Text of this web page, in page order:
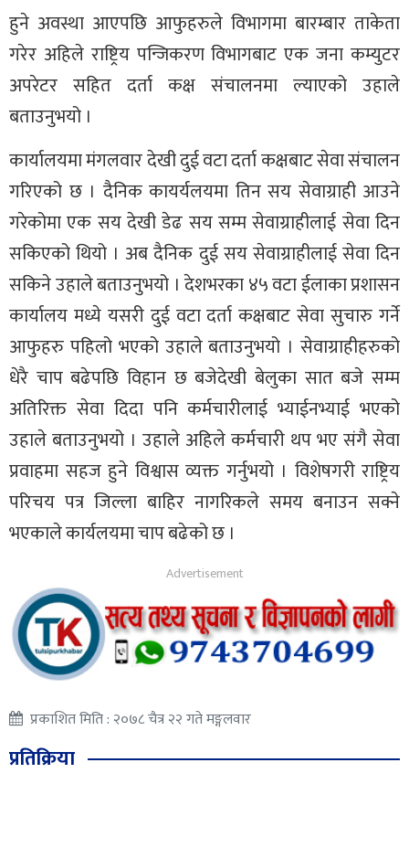
हुने अवस्था आएपछि आफुहरुले विभागमा बारम्बार ताकेता
गरेर अहिले राष्ट्रिय पन्जिकरण विभागबाट एक जना कम्युटर
अपरेटर सहित दर्ता कक्ष संचालनमा ल्याएको उहाले
बताउनुभयो ।
कार्यालयमा मंगलवार देखी दुई वटा दर्ता कक्षबाट सेवा संचालन
गरिएको छ । दैनिक कायर्यलयमा तिन सय सेवाग्राही आउने
गरेकोमा एक सय देखी डेढ सय सम्म सेवाग्राहीलाई सेवा दिन
सकिएको थियो । अब दैनिक दुई सय सेवाग्राहीलाई सेवा दिन
सकिने उहाले बताउनुभयो । देशभरका ४५ वटा ईलाका प्रशासन
कार्यालय मध्ये यसरी दुई वटा दर्ता कक्षबाट सेवा सुचारु गर्ने
आफुहरु पहिलो भएको उहाले बताउनुभयो । सेवाग्राहीहरुको
धेरै चाप बढेपछि विहान छ बजेदेखी बेलुका सात बजे सम्म
अतिरिक्त सेवा दिदा पनि कर्मचारीलाई भ्याईनभ्याई भएको
उहाले बताउनुभयो । उहाले अहिले कर्मचारी थप भए संगै सेवा
प्रवाहमा सहज हुने विश्वास व्यक्त गर्नुभयो । विशेषगरी राष्ट्रिय
परिचय पत्र जिल्ला बाहिर नागरिकले समय बनाउन सक्ने
भएकाले कार्यलयमा चाप बढेको छ ।
प्रकाशित मिति : २०७८ चैत्र २२ गते मङ्गलवार
प्रतिक्रिया